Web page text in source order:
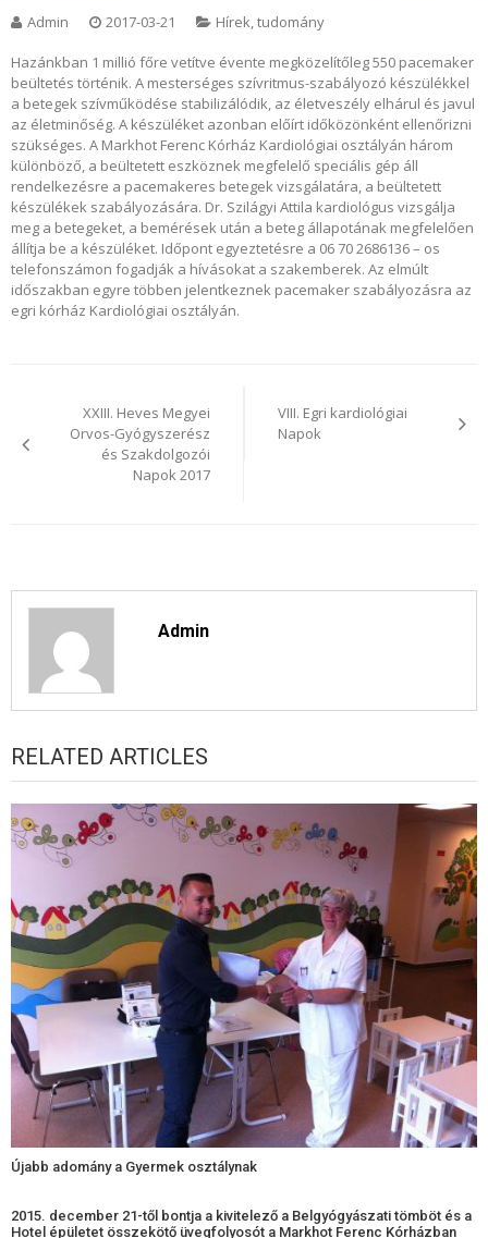
Admin 2017-03-21 Hírek, tudomány
Hazánkban 1 millió főre vetítve évente megközelítőleg 550 pacemaker
beültetés történik. A mesterséges szívritmus-szabályozó készülékkel
a betegek szívműködése stabilizálódik, az életveszély elhárul és javul
az életminőség. A készüléket azonban előírt időközönként ellenőrizni
szükséges. A Markhot Ferenc Kórház Kardiológiai osztályán három
különböző, a beültetett eszköznek megfelelő speciális gép áll
rendelkezésre a pacemakeres betegek vizsgálatára, a beültetett
készülékek szabályozására. Dr. Szilágyi Attila kardiológus vizsgálja
meg a betegeket, a bemérések után a beteg állapotának megfelelően
állítja be a készüléket. Időpont egyeztetésre a 06 70 2686136 – os
telefonszámon fogadják a hívásokat a szakemberek. Az elmúlt
időszakban egyre többen jelentkeznek pacemaker szabályozásra az
egri kórház Kardiológiai osztályán.
navigációXXIII. Heves Megyei
Orvos-Gyógyszerész
és Szakdolgozói
Napok 2017
VIII. Egri kardiológiai
Napok
Admin
RELATED ARTICLES
Újabb adomány a Gyermek osztálynak
2015. december 21-től bontja a kivitelező a Belgyógyászati tömböt és a
Hotel épületet összekötő üvegfolyosót a Markhot Ferenc Kórházban